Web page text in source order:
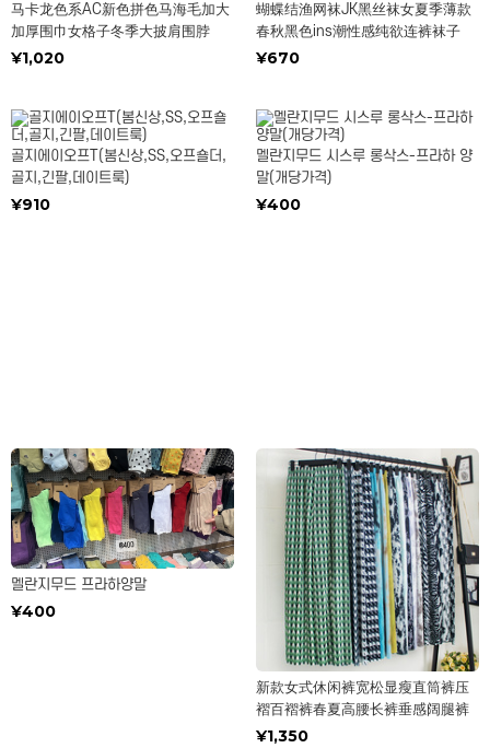
马卡龙色系AC新色拼色马海毛加大
加厚围巾女格子冬季大披肩围脖
¥1,020
蝴蝶结渔网袜JK黑丝袜女夏季薄款
春秋黑色ins潮性感纯欲连裤袜子
¥670
골지에이오프T(봄신상,SS,오프숄더,
골지,긴팔,데이트룩)
¥910
멜란지무드 시스루 롱삭스-프라하 양
말(개당가격)
¥400
멜란지무드 프라하양말
¥400
新款女式休闲裤宽松显瘦直筒裤压
褶百褶裤春夏高腰长裤垂感阔腿裤
¥1,350